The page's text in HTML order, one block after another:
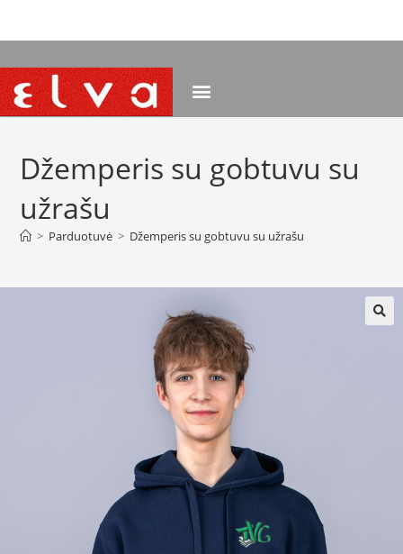
Džemperis su gobtuvu su
užrašu
> Parduotuvė > Džemperis su gobtuvu su užrašu